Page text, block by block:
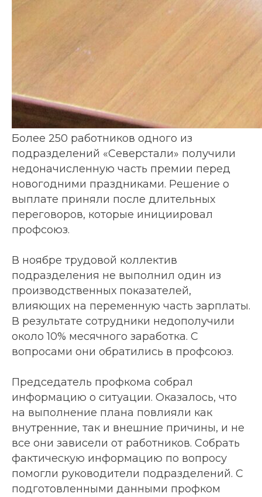
Более 250 работников одного из
подразделений «Северстали» получили
недоначисленную часть премии перед
новогодними праздниками. Решение о
выплате приняли после длительных
переговоров, которые инициировал
профсоюз.
В ноябре трудовой коллектив
подразделения не выполнил один из
производственных показателей,
влияющих на переменную часть зарплаты.
В результате сотрудники недополучили
около 10% месячного заработка. С
вопросами они обратились в профсоюз.
Председатель профкома собрал
информацию о ситуации. Оказалось, что
на выполнение плана повлияли как
внутренние, так и внешние причины, и не
все они зависели от работников. Собрать
фактическую информацию по вопросу
помогли руководители подразделений. С
подготовленными данными профком